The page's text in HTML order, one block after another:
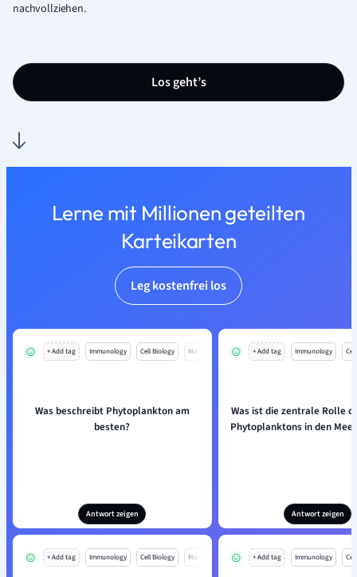
nachvollziehen.
Los geht’s
Lerne mit Millionen geteilten
Karteikarten
Leg kostenfrei los
+ Add tag Immunology Cell Biology Mo
Was beschreibt Phytoplankton am
besten?
Antwort zeigen
+ Add tag Immunology
Was ist die zentrale Rolle
Phytoplanktons in den
Antwort zeigen
+ Add tag Immunology Cell Biology Mo + Add tag Immunology